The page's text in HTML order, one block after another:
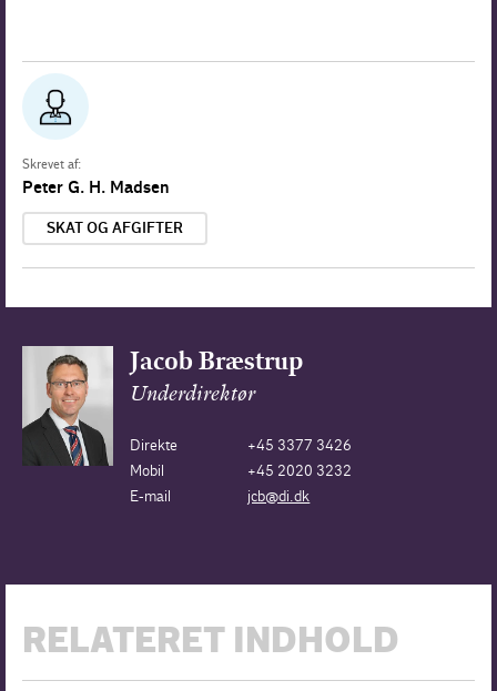
Skrevet af:
Peter G. H. Madsen
SKAT OG AFGIFTER
Jacob Bræstrup
Underdirektør
Direkte
+45 3377 3426
Mobil
+45 2020 3232
E-mail
jcb@di.dk
RELATERET INDHOLD